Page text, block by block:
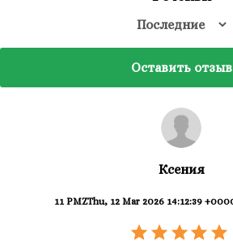
Оставить отзыв
11 PMZThu, 12 Mar 2026 14:12:39
Ксения